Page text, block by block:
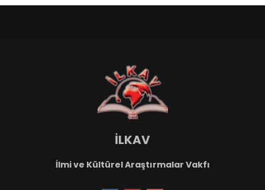
İLKAV
İlmi ve Kültürel Araştırmalar Vakfı